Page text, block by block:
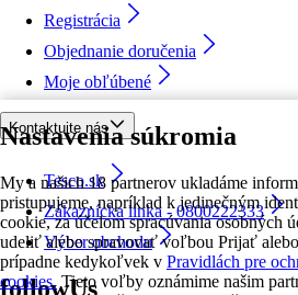
Nastavenia súkromia
My a našich 18 partnerov ukladáme
pristupujeme, napríklad k jedinečným
cookie, za účelom spracúvania osobných
udeliť alebo spravovať voľbou Prijať
prípadne kedykoľvek v Pravidlách pre
cookies. Tieto voľby oznámime našim
Registrácia
Objednanie doručenia
Moje obľúbené
Kontaktujte nás
Tesco.sk
Zákaznícka linka - 0800222333
Výber obchodu
followUs